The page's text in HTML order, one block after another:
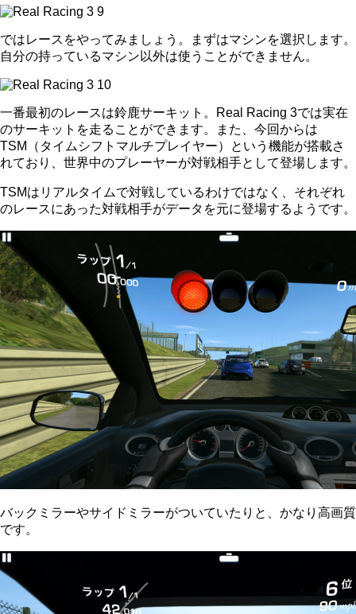
ではレースをやってみましょう。まずはマシンを選択します。
自分の持っているマシン以外は使うことができません。
一番最初のレースは鈴鹿サーキット。Real Racing 3では実在
のサーキットを走ることができます。また、今回からは
TSM（タイムシフトマルチプレイヤー）という機能が搭載さ
れており、世界中のプレーヤーが対戦相手として登場します。
TSMはリアルタイムで対戦しているわけではなく、それぞれ
のレースにあった対戦相手がデータを元に登場するようです。
バックミラーやサイドミラーがついていたりと、かなり高画質
です。